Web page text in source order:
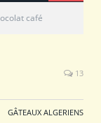
café
13
GÂTEAUX ALGERIENS